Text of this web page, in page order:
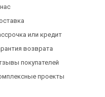
или кредит
возврата
покупателей
проекты